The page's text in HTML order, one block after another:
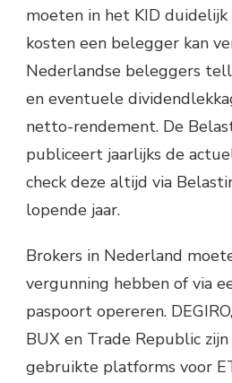
moeten in het KID
kosten een belegger kan
Nederlandse beleggers
en eventuele
netto-rendement. De
publiceert jaarlijks de
check deze altijd via
lopende jaar.
Brokers in Nederland
vergunning hebben of via
paspoort opereren.
BUX en Trade Republic
gebruikte platforms voor